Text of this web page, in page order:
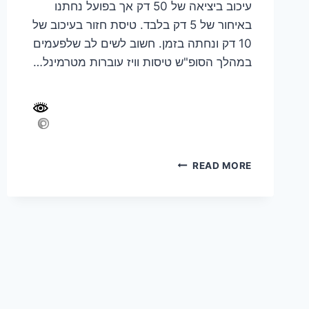
עיכוב ביציאה של 50 דק אך בפועל נחתנו
באיחור של 5 דק בלבד. טיסת חזור בעיכוב של
10 דק ונחתה בזמן. חשוב לשים לב שלפעמים
במהלך הסופ"ש טיסות וויז עוברות מטרמינל…
READ MOREטיפים